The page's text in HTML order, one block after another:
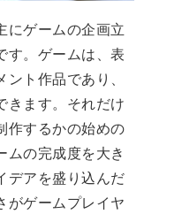
にゲームの企画立
す。ゲームは、表
ト作品であり、
きます。それだけ
作するかの始めの
ムの完成度を大き
デアを盛り込んだ
がゲームプレイヤ